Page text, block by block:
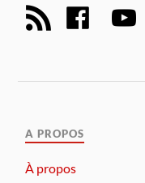
A PROPOS
À propos